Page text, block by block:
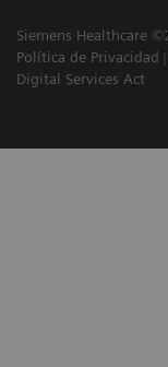
Siemens Healthcare
Política de Privacidad
Digital Services Act